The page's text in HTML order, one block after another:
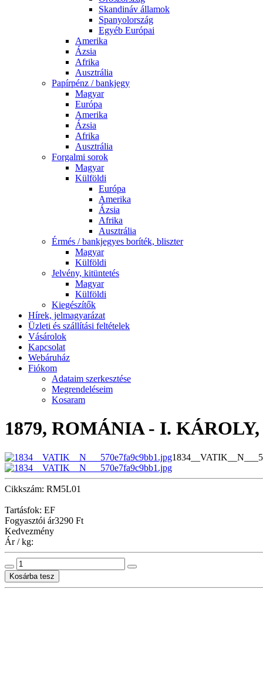
Skandináv államok
Spanyolország
Egyéb Európai
Amerika
Ázsia
Afrika
Ausztrália
Papírpénz / bankjegy
Magyar
Európa
Amerika
Ázsia
Afrika
Ausztrália
Forgalmi sorok
Magyar
Külföldi
Európa
Amerika
Ázsia
Afrika
Ausztrália
Érmés / bankjegyes boríték, bliszter
Magyar
Külföldi
Jelvény, kitüntetés
Magyar
Külföldi
Kiegészítők
Hírek, jelmagyarázat
Üzleti és szállítási feltételek
Vásárolok
Kapcsolat
Webáruház
Fiókom
Adataim szerkesztése
Megrendeléseim
Kosaram
1879, ROMÁNIA - I.
Cikkszám: RM5L01
Tartásfok: EF
Fogyasztói ár3290 Ft
Kedvezmény
Ár / kg: